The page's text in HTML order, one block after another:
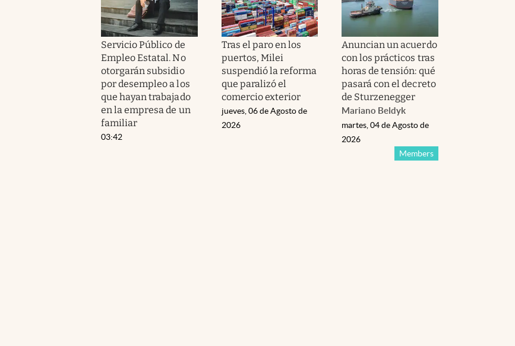
Servicio Público de
Empleo Estatal. No
otorgarán subsidio
por desempleo a los
que hayan trabajado
en la empresa de un
familiar
03:42
Tras el paro en los
puertos, Milei
suspendió la reforma
que paralizó el
comercio exterior
jueves, 06 de Agosto de
2026
Anuncian un acuerdo
con los prácticos tras
horas de tensión: qué
pasará con el decreto
de Sturzenegger
Mariano Beldyk
Members
martes, 04 de Agosto de
2026